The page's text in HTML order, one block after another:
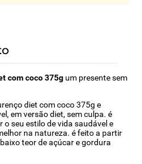
com coco 375gum presente sem
diet com coco 375g e
em versão diet, sem culpa. é
o seu estilo de vida saudável e
na natureza. é feito a partir
teor de açúcar e gordura